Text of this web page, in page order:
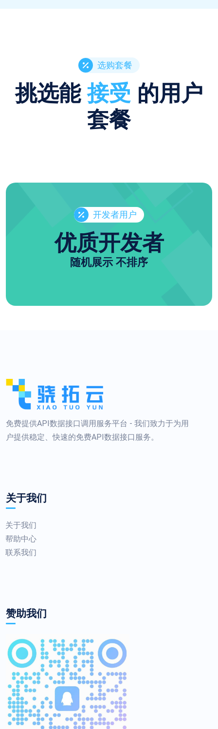
选购套餐
挑选能接受 的用户
套餐
开发者用户
优质开发者
随机展示 不排序
免费提供API数据接口调用服务平台 - 我们致力于为用
户提供稳定、快速的免费API数据接口服务。
关于我们
关于我们
帮助中心
联系我们
赞助我们